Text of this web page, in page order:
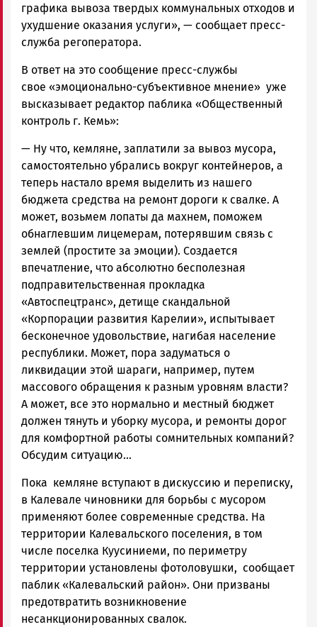
графика вывоза твердых коммунальных отходов и
ухудшение оказания услуги», — сообщает пресс-
служба регоператора.
В ответ на это сообщение пресс-службы
свое «эмоционально-субъективное мнение» уже
высказывает редактор паблика «Общественный
контроль г. Кемь»:
— Ну что, кемляне, заплатили за вывоз мусора,
самостоятельно убрались вокруг контейнеров, а
теперь настало время выделить из нашего
бюджета средства на ремонт дороги к свалке. А
может, возьмем лопаты да махнем, поможем
обнаглевшим лицемерам, потерявшим связь с
землей (простите за эмоции). Создается
впечатление, что абсолютно бесполезная
подправительственная прокладка
«Автоспецтранс», детище скандальной
«Корпорации развития Карелии», испытывает
бесконечное удовольствие, нагибая население
республики. Может, пора задуматься о
ликвидации этой шараги, например, путем
массового обращения к разным уровням власти?
А может, все это нормально и местный бюджет
должен тянуть и уборку мусора, и ремонты дорог
для комфортной работы сомнительных компаний?
Обсудим ситуацию...
Пока кемляне вступают в дискуссию и переписку,
в Калевале чиновники для борьбы с мусором
применяют более современные средства. На
территории Калевальского поселения, в том
числе поселка Куусиниеми, по периметру
территории установлены фотоловушки, сообщает
паблик «Калевальский район». Они призваны
предотвратить возникновение
несанкционированных свалок.